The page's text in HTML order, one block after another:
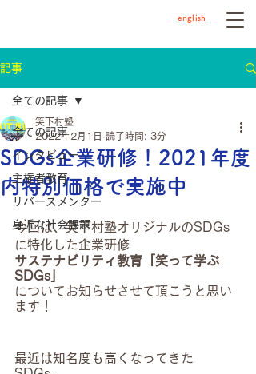
english
記事
全ての記事
インタビュー
主権者教育
リバースメンター
身近な社会課題
全ての記事
SDGs企業研修！2021年度
内特別価格で実施中
笑下村塾
2022年2月1日 読了時間: 3分
今回は、笑下村塾オリジナルのSDGs
に特化した企業研修
サステナビリティ教育「笑って学ぶ
SDGs」
についてお知らせさせて頂こうと思い
ます！
最近は知名度も高くなってきた